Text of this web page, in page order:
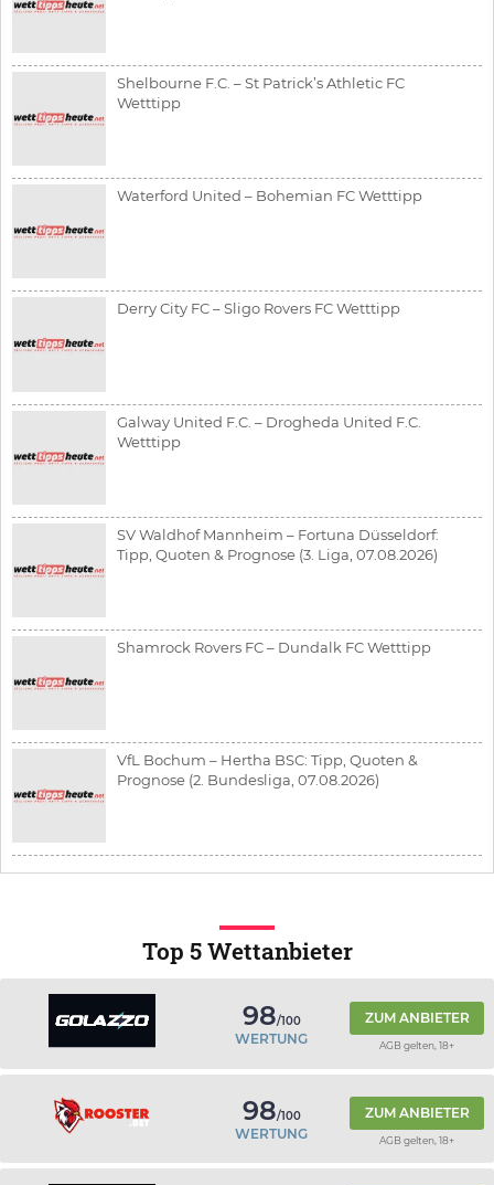
Shelbourne F.C. – St Patrick’s Athletic FC
Wetttipp
Waterford United – Bohemian FC Wetttipp
Derry City FC – Sligo Rovers FC Wetttipp
Galway United F.C. – Drogheda United F.C.
Wetttipp
SV Waldhof Mannheim – Fortuna Düsseldorf:
Tipp, Quoten & Prognose (3. Liga, 07.08.2026)
Shamrock Rovers FC – Dundalk FC Wetttipp
VfL Bochum – Hertha BSC: Tipp, Quoten &
Prognose (2. Bundesliga, 07.08.2026)
Top 5 Wettanbieter
98/100
WERTUNG
ZUM ANBIETER
AGB gelten, 18+
98/100
WERTUNG
ZUM ANBIETER
AGB gelten, 18+